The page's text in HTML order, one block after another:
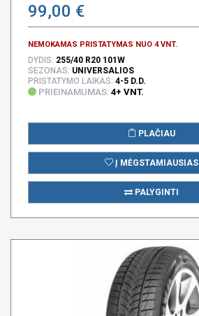
99,00 €
NEMOKAMAS PRISTATYMAS NUO 4 VNT.
DYDIS: 255/40 R20 101W
SEZONAS: UNIVERSALIOS
PRISTATYMO LAIKAS: 4-5 D.D.
PRIEINAMUMAS: 4+ VNT.
PLAČIAU
Į MĖGSTAMIAUSIAS
PALYGINTI